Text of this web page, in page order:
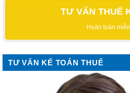
TƯ VẤN THUẾ
Hoàn toàn
TƯ VẤN KẾ TOÁN THUẾ